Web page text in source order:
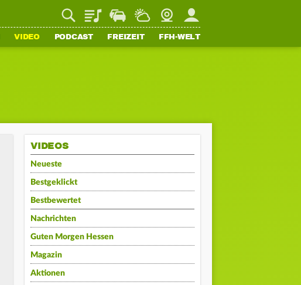
PlaylistStaupilotWetterWebcamMein FFH
VIDEO PODCAST FREIZEIT FFH-WELT
VIDEOS
Neueste
Bestgeklickt
Bestbewertet
Nachrichten
Guten Morgen Hessen
Magazin
Aktionen